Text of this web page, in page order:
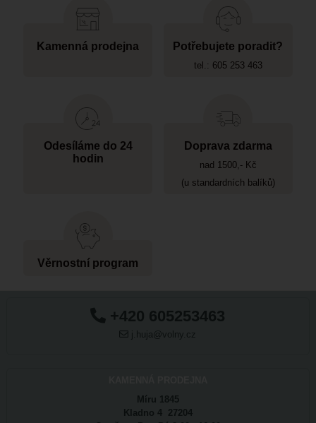
Kamenná prodejna Potřebujete poradit?
tel.: 605 253 463
Odesíláme do 24
hodin
Doprava zdarma
nad 1500,- Kč
(u standardních balíků)
Věrnostní program
+420 605253463
j.huja@volny.cz
Míru 1845
Kladno 4 27204